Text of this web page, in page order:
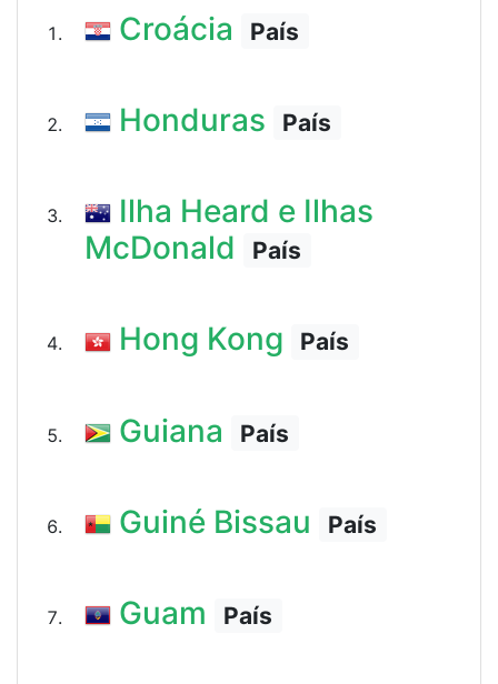
Croácia País
Honduras País
Ilha Heard e Ilhas
McDonald
País
Hong Kong País
Guiana País
Guiné Bissau País
Guam País